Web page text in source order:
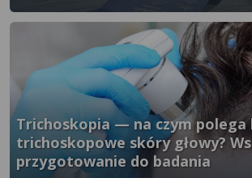
}" />
Trichoskopia — na czym polega
trichoskopowe skóry głowy?
przygotowanie do badania